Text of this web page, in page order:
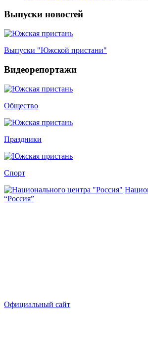
Выпуски новостей
Выпуски "Южской пристани"
Видеорепортажи
Общество
Праздники
Спорт
“Россия”
Официальный сайт